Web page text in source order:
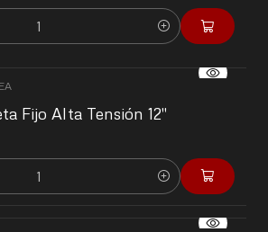
Fijo Alta Tensión 12"